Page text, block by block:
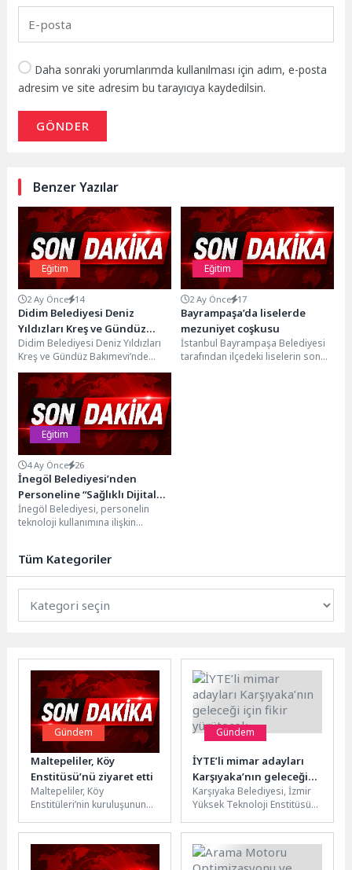
Daha sonraki yorumlarımda kullanılması için adım, e-posta
adresim ve site adresim bu tarayıcıya kaydedilsin.
GÖNDER
Benzer Yazılar
Eğitim
2 Ay Önce 14
Didim Belediyesi Deniz
Yıldızları Kreş ve Gündüz
Bakımevi’nde Yaz Coşkusu
Didim Belediyesi Deniz Yıldızları
Kreş ve Gündüz Bakımevi’nde
“Yaza Merhaba” etkinliği
düzenlendi.Etkinlik kapsamında
minikler; oyunlar,...
Eğitim
2 Ay Önce 17
Bayrampaşa’da liselerde
mezuniyet coşkusu
İstanbul Bayrampaşa Belediyesi
tarafından ilçedeki liselerin son
Eğitim
4 Ay Önce 26
İnegöl Belediyesi’nden
Personeline “Sağlıklı Dijital
Yaşam Ve Ekran Kullanımı
Yönetimi” Eğitimi
İnegöl Belediyesi, personelin
teknoloji kullanımına ilişkin
kullanımını...
Tüm Kategoriler
Gündem
Maltepeliler, Köy
Enstitüsü’nü ziyaret etti
Maltepeliler, Köy
Enstitüleri’nin kuruluşunun
Sakarya’nın Arifiye ilçesinde
bulunan Arifiye Köy Enstitüsü
binasını...
Gündem
İYTE’li mimar adayları
Karşıyaka’nın geleceği
için fikir yürütecek
Karşıyaka Belediyesi, İzmir
Yüksek Teknoloji Enstitüsü
öğrencilerini ağırladı.
Dönem projeleri
kapsamında Karşıyaka...